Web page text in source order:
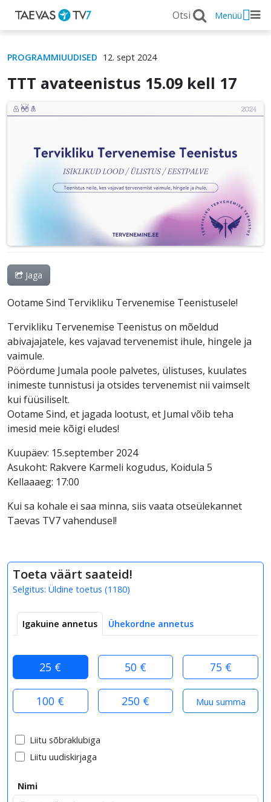
Menüü
PROGRAMMIUUDISED 12. sept 2024
TTT avateenistus 15.09 kell 17
Jaga
Ootame Sind Tervikliku Tervenemise Teenistusele!
Tervikliku Tervenemise Teenistus on mõeldud
abivajajatele, kes vajavad tervenemist ihule, hingele ja
vaimule.
Pöördume Jumala poole palvetes, ülistuses, kuulates
inimeste tunnistusi ja otsides tervenemist nii vaimselt
kui füüsiliselt.
Ootame Sind, et jagada lootust, et Jumal võib teha
imesid meie kõigi eludes!
Kuupäev: 15.september 2024
Asukoht: Rakvere Karmeli kogudus, Koidula 5
Kellaaaeg: 17:00
Kui sa kohale ei saa minna, siis vaata otseülekannet
Taevas TV7 vahendusel!
Toeta väärt saateid!
Selgitus: Üldine toetus (1180)
Igakuine annetus Ühekordne annetus
25 € 50 € 75 €
100 € 250 €
Liitu sõbraklubiga
Liitu uudiskirjaga
Nimi